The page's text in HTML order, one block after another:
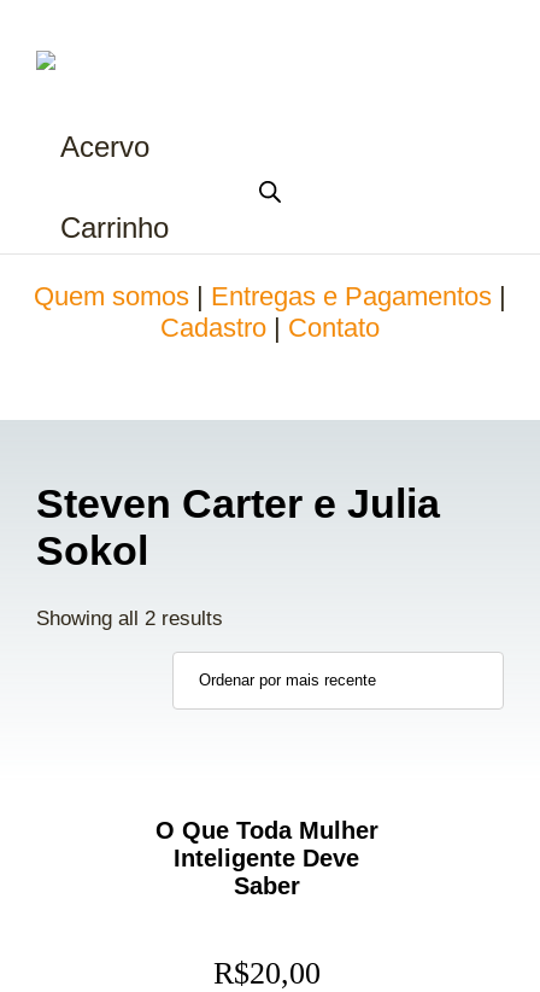
Acervo
Carrinho
Quem somos Entregas e Pagamentos
Cadastro
Contato
Steven Carter e Julia
Sokol
Showing all 2 results
O Que Toda Mulher
Inteligente Deve
Saber
R$20,00